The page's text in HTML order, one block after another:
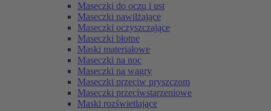
Maseczki do oczu i ust
Maseczki nawilżające
Maseczki oczyszczające
Maseczki błotne
Maski materiałowe
Maseczki na noc
Maseczki na wągry
Maseczki przeciw pryszczom
Maseczki przeciwstarzeniowe
Maski rozświetlające